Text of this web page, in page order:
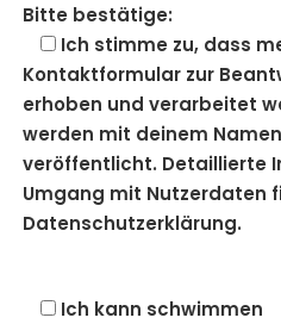
Bitte bestätige:
Ich stimme zu, dass
Kontaktformular zur
erhoben und verarbeitet
werden mit deinem
veröffentlicht. Detaillierte
Umgang mit Nutzerdaten
Datenschutzerklärung.
Ich kann schwimmen